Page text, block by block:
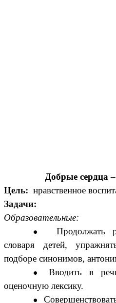
Добрые сердца
Цель: нравственное
Задачи:
Образовательные:
Продолжать
словаря детей,
подборе синонимов,
Вводить в
оценочную лексику.